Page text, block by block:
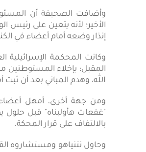
وأضافت الصحيفة أن
الأخير؛ لأنه يتعين على رئيس
إنذار وضعه أمام أعضاء في
وكانت المحكمة الإسرائيلية
الله، وهدم المباني بعد أن
ومن جهة أخرى، أمهل
"غفعات هأولبناه" قبل حلول
بالالتفاف على قرار المحكة.
وحاول نتنياهو ومستشاروه